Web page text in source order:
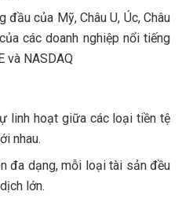
đầu của Mỹ, Châu U, Úc, Châu
các doanh nghiệp nổi tiếng
và NASDAQ
linh hoạt giữa các loại tiền tệ
nhau.
đa dạng, mỗi loại tài sản đều
lớn.